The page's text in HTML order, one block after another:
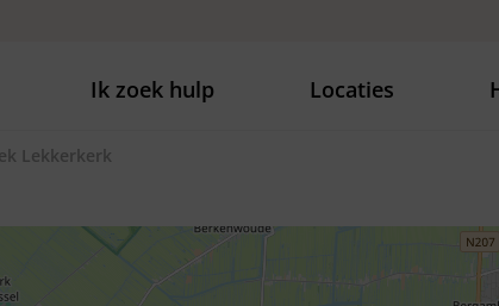
Ik zoek hulp Locaties
Lekkerkerk